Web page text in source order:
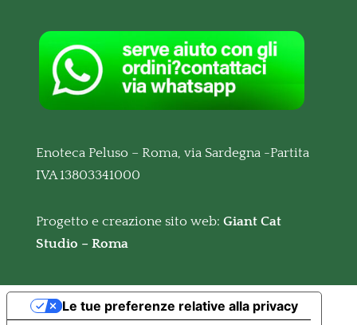
Enoteca Peluso – Roma, via Sardegna -Partita
IVA 13803341000
Progetto e creazione sito web: Giant Cat
Studio – Roma
Le tue preferenze relative alla privacy